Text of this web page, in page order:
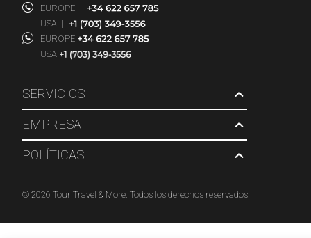
SERVICIOS
EMPRESA
POLÍTICAS
EUROPE |
USA |
EUROPE
USA
© 2026 Tour Travel & More. Todos los derechos reservados.